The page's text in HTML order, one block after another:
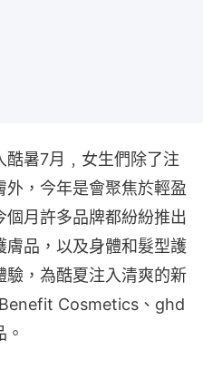
酷暑7月﹐女生們除了注
，今年是會聚焦於輕盈
月許多品牌都紛紛推出
膚品，以及身體和髮型護
，為酷夏注入清爽的新
Cosmetics、ghd